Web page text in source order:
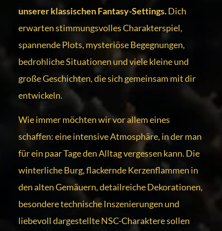
unserer klassischen Fantasy-Settings.Dich
erwarten stimmungsvolles Charakterspiel,
spannende Plots, mysteriöse Begegnungen,
bedrohliche Situationen und viele kleine und
große Geschichten, die sich gemeinsam mit dir
entwickeln.
Wie immer möchten wir vor allem eines
schaffen: eine intensive Atmosphäre, in der man
für ein paar Tage den Alltag vergessen kann. Die
winterliche Burg, flackernde Kerzenflammen in
den alten Gemäuern, detailreiche Dekorationen,
besondere technische Inszenierungen und
liebevoll dargestellte NSC-Charaktere sollen